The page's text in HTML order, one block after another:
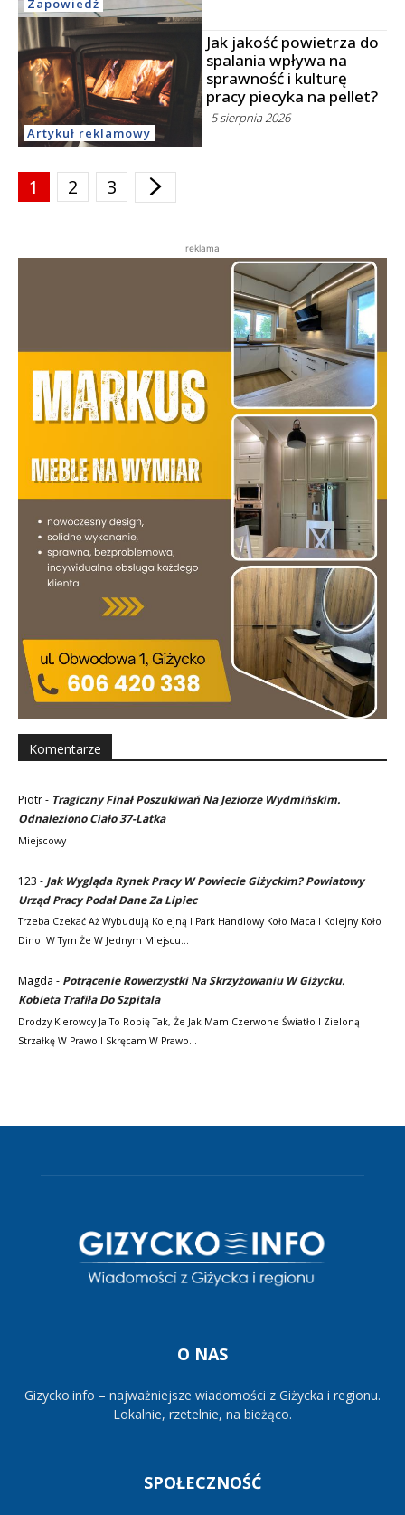
Zapowiedź
Artykuł reklamowy
Jak jakość powietrza do
spalania wpływa na
sprawność i kulturę
pracy piecyka na pellet?
5 sierpnia 2026
1 2 3
reklama
Komentarze
Piotr- Tragiczny Finał Poszukiwań Na Jeziorze Wydmińskim.
Odnaleziono Ciało 37-Latka
Miejscowy
123 - Jak Wygląda Rynek Pracy W Powiecie Giżyckim? Powiatowy
Urząd Pracy Podał Dane Za Lipiec
Trzeba Czekać Aż Wybudują Kolejną I Park Handlowy Koło Maca I Kolejny Koło
Dino. W Tym Że W Jednym Miejscu…
Magda - Potrącenie Rowerzystki Na Skrzyżowaniu W Giżycku.
Kobieta Trafiła Do Szpitala
Drodzy Kierowcy Ja To Robię Tak, Że Jak Mam Czerwone Światło I Zieloną
Strzałkę W Prawo I Skręcam W Prawo…
O NAS
Gizycko.info – najważniejsze wiadomości z Giżycka i regionu.
Lokalnie, rzetelnie, na bieżąco.
SPOŁECZNOŚĆ